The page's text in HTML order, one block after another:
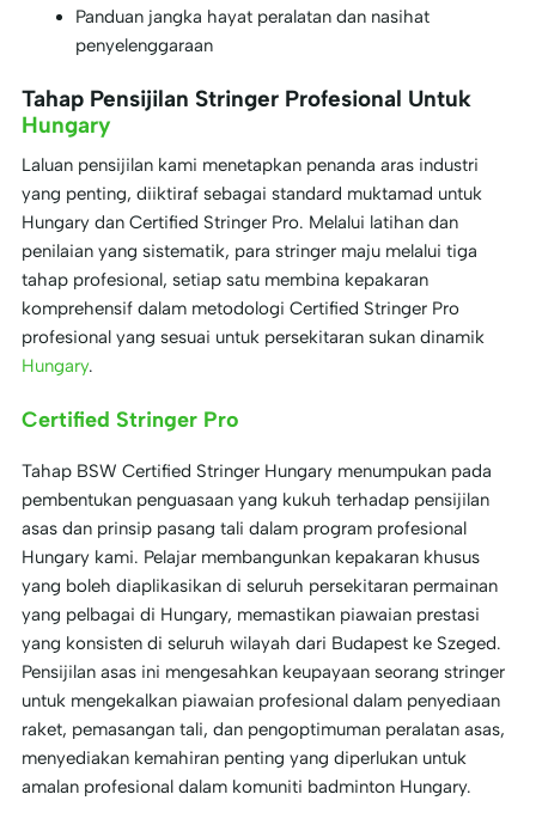
Panduan jangka hayat peralatan dan nasihat
penyelenggaraan
Tahap Pensijilan Stringer Profesional Untuk
Hungary
Laluan pensijilan kami menetapkan penanda aras industri
yang penting, diiktiraf sebagai standard muktamad untuk
Hungary dan Certified Stringer Pro. Melalui latihan dan
penilaian yang sistematik, para stringer maju melalui tiga
tahap profesional, setiap satu membina kepakaran
komprehensif dalam metodologi Certified Stringer Pro
profesional yang sesuai untuk persekitaran sukan dinamik
Hungary.
Certified Stringer Pro
Tahap BSW Certified Stringer Hungary menumpukan pada
pembentukan penguasaan yang kukuh terhadap pensijilan
asas dan prinsip pasang tali dalam program profesional
Hungary kami. Pelajar membangunkan kepakaran khusus
yang boleh diaplikasikan di seluruh persekitaran permainan
yang pelbagai di Hungary, memastikan piawaian prestasi
yang konsisten di seluruh wilayah dari Budapest ke Szeged.
Pensijilan asas ini mengesahkan keupayaan seorang stringer
untuk mengekalkan piawaian profesional dalam penyediaan
raket, pemasangan tali, dan pengoptimuman peralatan asas,
menyediakan kemahiran penting yang diperlukan untuk
amalan profesional dalam komuniti badminton Hungary.